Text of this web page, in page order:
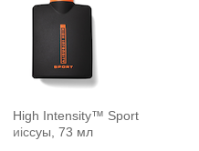
High Intensity™ Sport
иіссуы, 73 мл